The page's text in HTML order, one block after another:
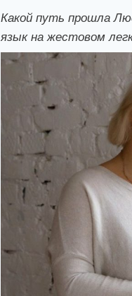
Какой путь прошла
язык на жестовом